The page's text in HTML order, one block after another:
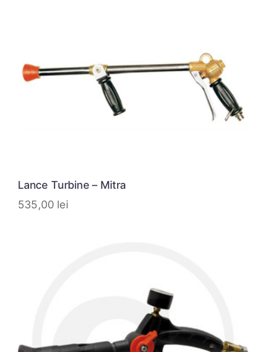
Lance Turbine – Mitra
535,00 lei